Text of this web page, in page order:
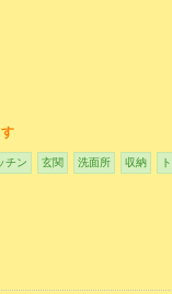
チン 玄関 洗面所 収納